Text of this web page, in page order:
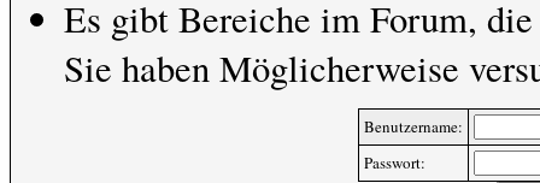
Es gibt Bereiche im Forum,
Sie haben Möglicherweise
Benutzername:
Passwort: